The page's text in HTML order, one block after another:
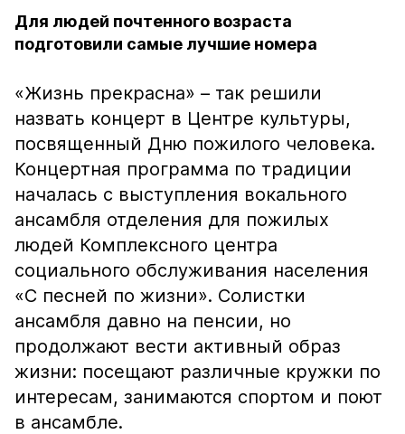
Для людей почтенного возраста
подготовили самые лучшие номера
«Жизнь прекрасна» – так решили
назвать концерт в Центре культуры,
посвященный Дню пожилого человека.
Концертная программа по традиции
началась с выступления вокального
ансамбля отделения для пожилых
людей Комплексного центра
социального обслуживания населения
«С песней по жизни». Солистки
ансамбля давно на пенсии, но
продолжают вести активный образ
жизни: посещают различные кружки по
интересам, занимаются спортом и поют
в ансамбле.